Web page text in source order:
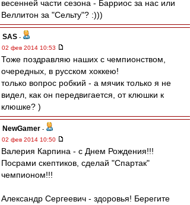
весенней части сезона - Барриос за нас или
Веллитон за "Сельту"? :)))
SAS -
02 фев 2014 10:53
Тоже поздравляю наших с чемпионством,
очередных, в русском хоккею!
только вопрос робкий - а мячик только я не
видел, как он передвигается, от клюшки к
клюшке? )
NewGamer -
02 фев 2014 10:50
Валерия Карпина - с Днем Рождения!!!
Посрами скептиков, сделай "Спартак"
чемпионом!!!
Александр Сергеевич - здоровья! Берегите